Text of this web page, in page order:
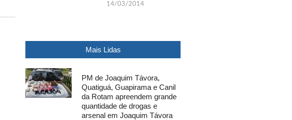
14/03/2014
Mais Lidas
PM de Joaquim Távora,
Quatiguá, Guapirama e Canil
da Rotam apreendem grande
quantidade de drogas e
arsenal em Joaquim Távora